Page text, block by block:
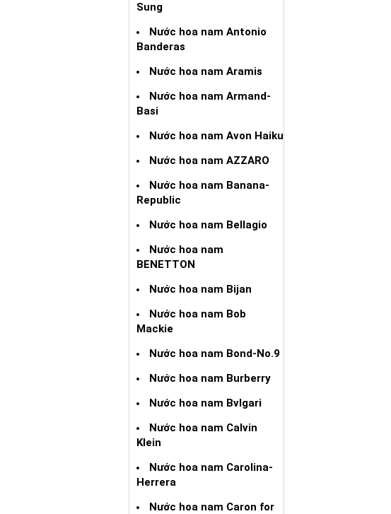
Sung
Nước hoa nam Antonio
Banderas
Nước hoa nam Aramis
Nước hoa nam Armand-
Basi
Nước hoa nam Avon Haiku
Nước hoa nam AZZARO
Nước hoa nam Banana-
Republic
Nước hoa nam Bellagio
Nước hoa nam
BENETTON
Nước hoa nam Bijan
Nước hoa nam Bob
Mackie
Nước hoa nam Bond-No.9
Nước hoa nam Burberry
Nước hoa nam Bvlgari
Nước hoa nam Calvin
Klein
Nước hoa nam Carolina-
Herrera
Nước hoa nam Caron for